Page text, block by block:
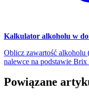
Kalkulator alkoholu w
Oblicz zawartość
nalewce na podstawie Brix
Powiązane